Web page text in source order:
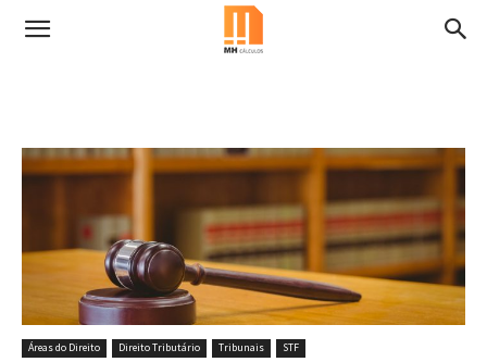
Áreas do Direito Direito Tributário Tribunais STF